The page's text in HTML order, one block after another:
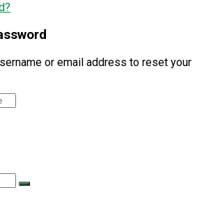
or email address to reset your